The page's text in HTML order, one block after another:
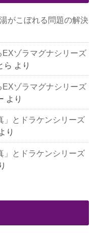
がこぼれる問題の解決
EXゾラマグナシリーズ
ら より
EXゾラマグナシリーズ
より
」とドラケンシリーズ
り
」とドラケンシリーズ